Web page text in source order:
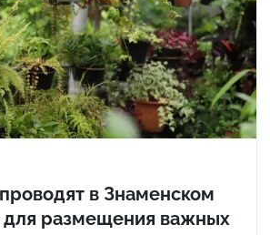
в Знаменском
для размещения важных